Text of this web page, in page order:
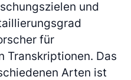
und
für
Transkriptionen. Das
Arten ist